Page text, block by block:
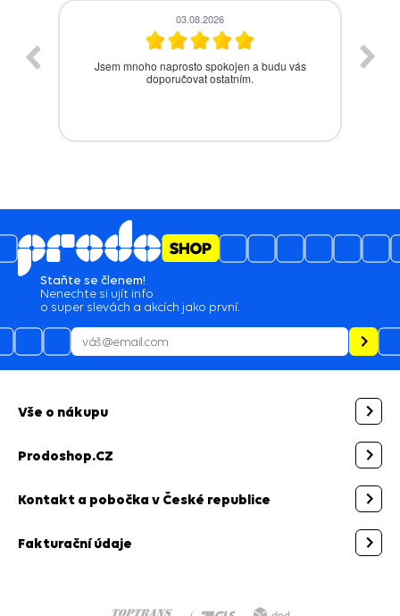
28.07.2026
Bezproblémová komunikace, rychlé vyřešení
drobného problému.
Staňte se členem!
Nenechte si ujít info
o super slevách a akcích jako první.
Vše o nákupu
Prodoshop.CZ
Kontakt a pobočka v České republice
Fakturační údaje